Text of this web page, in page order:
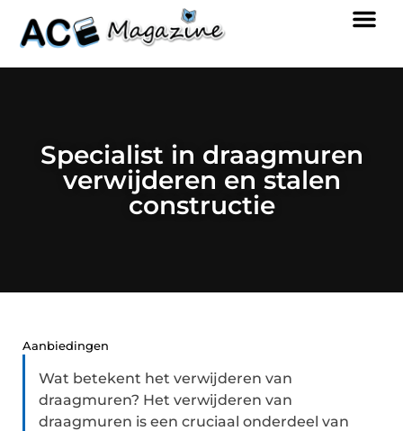
Specialist in draagmuren
verwijderen en stalen
constructie
Aanbiedingen
Wat betekent het verwijderen van
draagmuren? Het verwijderen van
draagmuren is een cruciaal onderdeel van